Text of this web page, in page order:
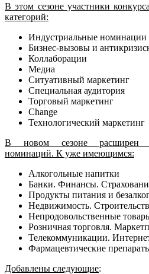
В этом сезоне участники
категорий:
Индустриальные номинации
Бизнес-вызовы и
Коллаборации
Медиа
Ситуативный маркетинг
Специальная аудитория
Торговый маркетинг
Change
Технологический маркетинг
В новом сезоне расширен
номинаций. К уже имеющимся:
Алкогольные напитки
Банки. Финансы.
Продукты питания и
Недвижимость.
Непродовольственные
Розничная торговля.
Телекоммуникации.
Фармацевтические
Добавлены следующие: